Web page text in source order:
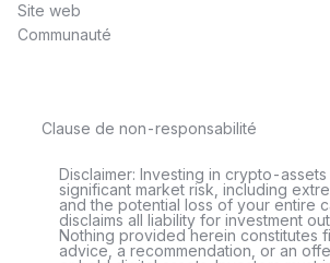
Site web
Communauté
Clause de non-responsabilité
Disclaimer: Investing in crypto-
significant market risk, including
and the potential loss of your entire
disclaims all liability for investment
Nothing provided herein constitutes
advice, a recommendation, or an